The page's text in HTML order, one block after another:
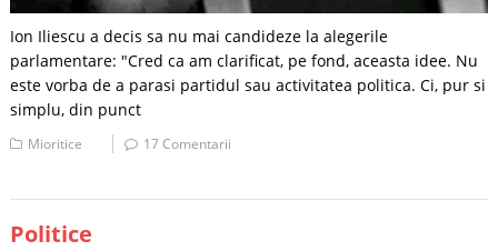
Ion Iliescu a decis sa nu mai candideze la alegerile
parlamentare: "Cred ca am clarificat, pe fond, aceasta idee. Nu
este vorba de a parasi partidul sau activitatea politica. Ci, pur si
simplu, din punct
Mioritice 17 Comentarii
Politice